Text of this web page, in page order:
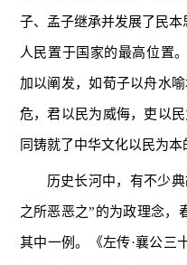
子、孟子继承并发展了民
人民置于国家的最高位置
加以阐发，如荀子以舟水
危，君以民为威侮，吏以
同铸就了中华文化以民为本
历史长河中，有不少
之所恶恶之”的为政理念，
其中一例。《左传·襄公三